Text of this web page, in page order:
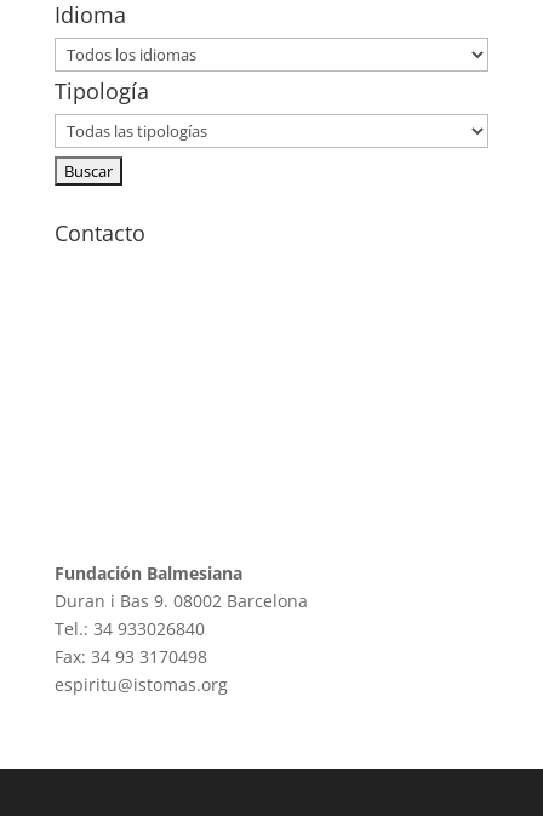
Idioma
Tipología
Contacto
Fundación Balmesiana
Duran i Bas 9. 08002 Barcelona
Tel.: 34 933026840
Fax: 34 93 3170498
espiritu@istomas.org